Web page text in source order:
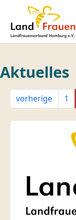
Aktuelles
vorherige 1